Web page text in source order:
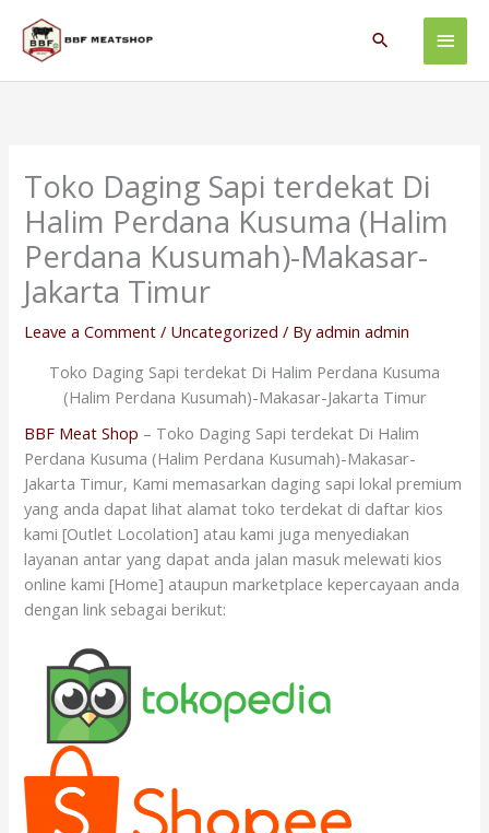
content
Main
Search
Toko Daging Sapi terdekat Di
Halim Perdana Kusuma (Halim
Perdana Kusumah)-Makasar-
Jakarta Timur
Leave a Comment / Uncategorized / Byadmin admin
Toko Daging Sapi terdekat Di Halim Perdana Kusuma
(Halim Perdana Kusumah)-Makasar-Jakarta Timur
BBF Meat Shop – Toko Daging Sapi terdekat Di Halim
Perdana Kusuma (Halim Perdana Kusumah)-Makasar-
Jakarta Timur, Kami memasarkan daging sapi lokal premium
yang anda dapat lihat alamat toko terdekat di daftar kios
kami [Outlet Locolation] atau kami juga menyediakan
layanan antar yang dapat anda jalan masuk melewati kios
online kami [Home] ataupun marketplace kepercayaan anda
dengan link sebagai berikut: